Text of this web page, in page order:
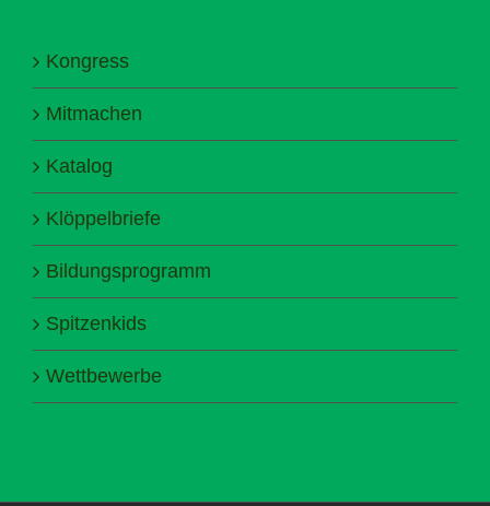
Kongress
Mitmachen
Katalog
Klöppelbriefe
Bildungsprogramm
Spitzenkids
Wettbewerbe